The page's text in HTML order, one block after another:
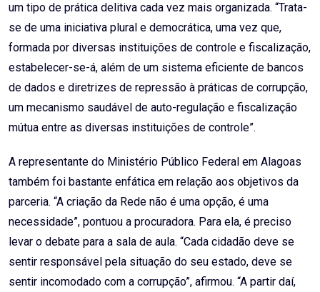
um tipo de prática delitiva cada vez mais organizada. “Trata-
se de uma iniciativa plural e democrática, uma vez que,
formada por diversas instituições de controle e fiscalização,
estabelecer-se-á, além de um sistema eficiente de bancos
de dados e diretrizes de repressão à práticas de corrupção,
um mecanismo saudável de auto-regulação e fiscalização
mútua entre as diversas instituições de controle”.
A representante do Ministério Público Federal em Alagoas
também foi bastante enfática em relação aos objetivos da
parceria. “A criação da Rede não é uma opção, é uma
necessidade”, pontuou a procuradora. Para ela, é preciso
levar o debate para a sala de aula. “Cada cidadão deve se
sentir responsável pela situação do seu estado, deve se
sentir incomodado com a corrupção”, afirmou. “A partir daí,